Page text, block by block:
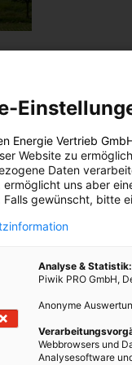
Energie Vertrieb
Website zu
Daten
ermöglicht uns aber
Falls gewünscht, bitte
Analyse &
Piwik PRO GmbH,
Anonyme
Webbrowsers und
Analysesoftware